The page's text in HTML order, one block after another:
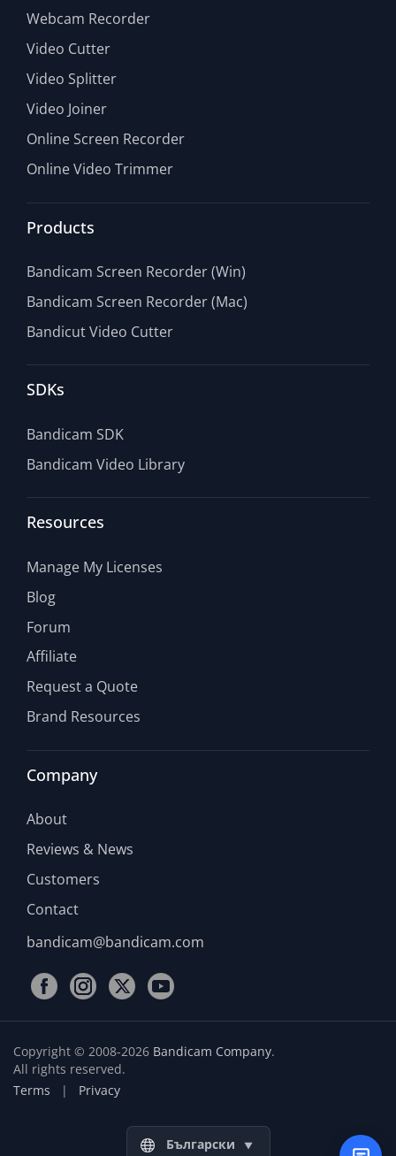
Webcam Recorder
Video Cutter
Video Splitter
Video Joiner
Online Screen Recorder
Online Video Trimmer
Products
Bandicam Screen Recorder (Win)
Bandicam Screen Recorder (Mac)
Bandicut Video Cutter
SDKs
Bandicam SDK
Bandicam Video Library
Resources
Manage My Licenses
Blog
Forum
Affiliate
Request a Quote
Brand Resources
Company
About
Reviews & News
Customers
Contact
bandicam@bandicam.com
Copyright © 2008-2026 Bandicam Company.
All rights reserved.
Terms | Privacy
Български ▼